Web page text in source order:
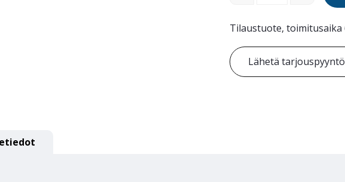
Tilaustuote, toimitusaika
Lähetä tarjouspyyntö